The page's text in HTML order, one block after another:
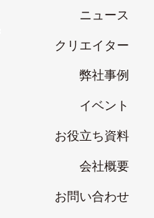
ニュース
クリエイター
弊社事例
イベント
お役立ち資料
会社概要
お問い合わせ